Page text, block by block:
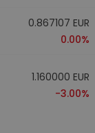
0.867107 EUR
0.00%
1.160000 EUR
-3.00%